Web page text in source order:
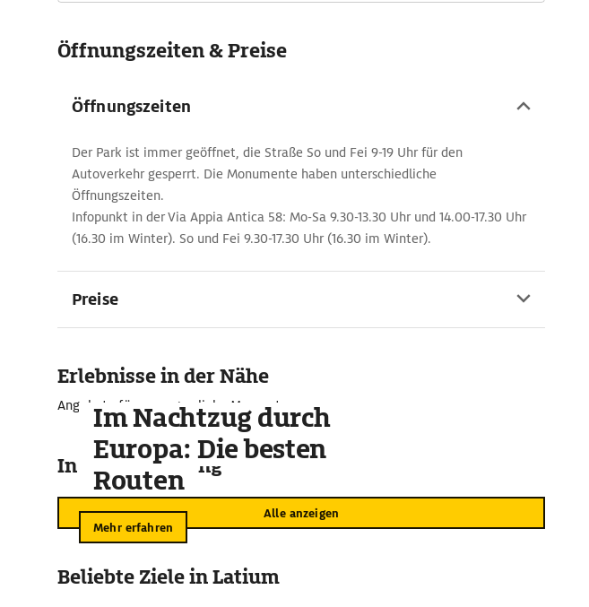
Öffnungszeiten & Preise
Öffnungszeiten
Der Park ist immer geöffnet, die Straße So und Fei 9-19 Uhr für den
Autoverkehr gesperrt. Die Monumente haben unterschiedliche
Öffnungszeiten.
Infopunkt in der Via Appia Antica 58: Mo-Sa 9.30-13.30 Uhr und 14.00-17.30 Uhr
(16.30 im Winter). So und Fei 9.30-17.30 Uhr (16.30 im Winter).
Preise
Erlebnisse in der Nähe
Angebote für unvergessliche Momente
In der Umgebung
Alle anzeigen
Im Nachtzug durch
Europa: Die besten
Routen
Mehr erfahren
Beliebte Ziele in Latium